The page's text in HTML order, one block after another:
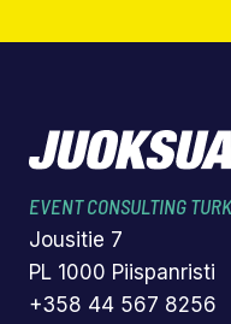
EVENT CONSULTING
Jousitie 7
PL 1000 Piispanristi
+358 44 567 8256